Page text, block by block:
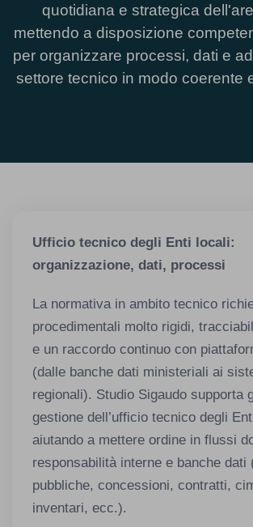
quotidiana e strategica
mettendo a disposizione
per organizzare processi, dati e
settore tecnico in modo coerente
Ufficio tecnico degli Enti locali:
organizzazione, dati, processi
La normativa in ambito tecnico
procedimentali molto rigidi,
e un raccordo continuo con
(dalle banche dati ministeriali ai
regionali). Studio Sigaudo supporta
gestione dell’ufficio tecnico degli
aiutando a mettere ordine in flussi
responsabilità interne e banche dati
pubbliche, concessioni, contratti,
inventari, ecc.).